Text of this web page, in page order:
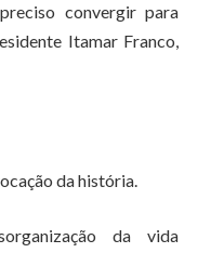
convergir para
Itamar Franco,
da história.
da vida